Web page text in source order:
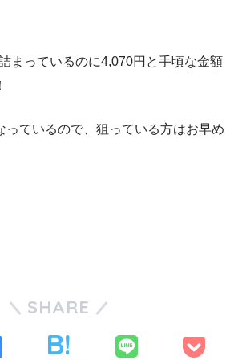
まっているのに4,070円と手頃な金額
っているので、狙っている方はお早め
SHARE